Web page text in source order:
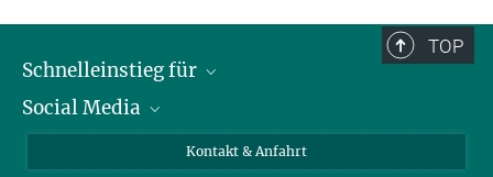
TOP
Schnelleinstieg für
Journalist*innen
Social Media
Kontakt & Anfahrt